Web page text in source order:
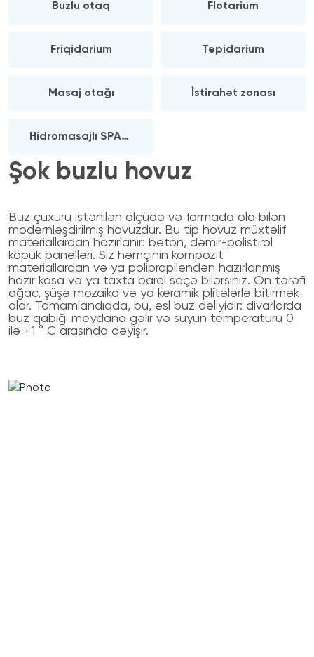
Şok buzlu hovuz
Buz çuxuru istənilən ölçüdə və formada ola bilən
modernləşdirilmiş hovuzdur. Bu tip hovuz müxtəlif
materiallardan hazırlanır: beton, dəmir-polistirol
köpük panelləri. Siz həmçinin kompozit
materiallardan və ya polipropilendən hazırlanmış
hazır kasa və ya taxta barel seçə bilərsiniz. Ön tərəfi
ağac, şüşə mozaika və ya keramik plitələrlə bitirmək
olar. Tamamlandıqda, bu, əsl buz dəliyidir: divarlarda
buz qabığı meydana gəlir və suyun temperaturu 0
ilə +1 ° C arasında dəyişir.
Buzlu otaq Flotarium
Friqidarium Tepidarium
Masaj otağı İstirahət zonası
Hidromasajlı SPA